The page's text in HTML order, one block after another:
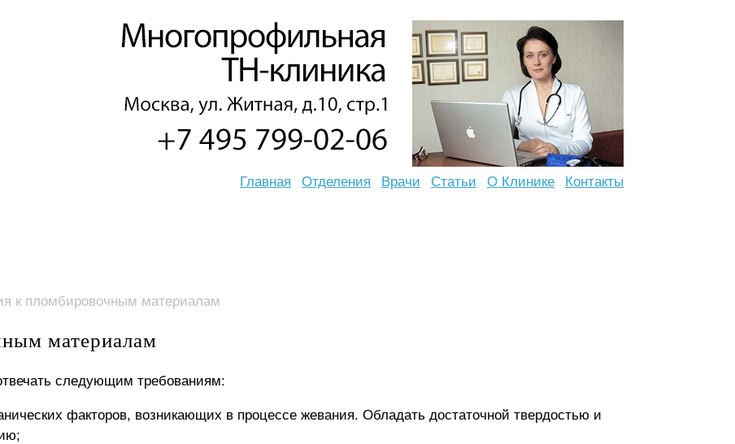
Главная Отделения Врачи Статьи О Клинике Контакты
к пломбировочным материалам
материалам
следующим требованиям:
факторов, возникающих в процессе жевания. Обладать достаточной твердостью и